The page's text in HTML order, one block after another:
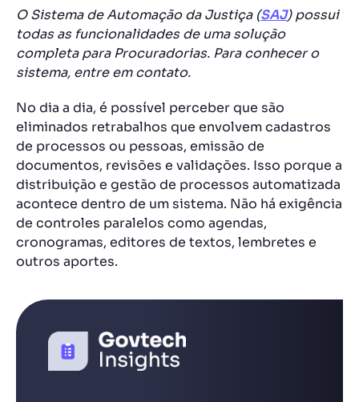
O Sistema de Automação da Justiça(SAJ)possui
todas as funcionalidades de uma solução
completa para Procuradorias. Para conhecer o
sistema, entre em contato.
No dia a dia, é possível perceber que são
eliminados retrabalhos que envolvem cadastros
de processos ou pessoas, emissão de
documentos, revisões e validações. Isso porque a
distribuição e gestão de processos automatizada
acontece dentro de um sistema. Não há exigência
de controles paralelos como agendas,
cronogramas, editores de textos, lembretes e
outros aportes.